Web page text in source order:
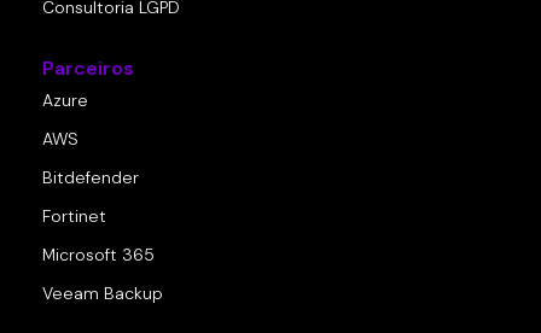
Consultoria LGPD
Parceiros
Azure
AWS
Bitdefender
Fortinet
Microsoft 365
Veeam Backup